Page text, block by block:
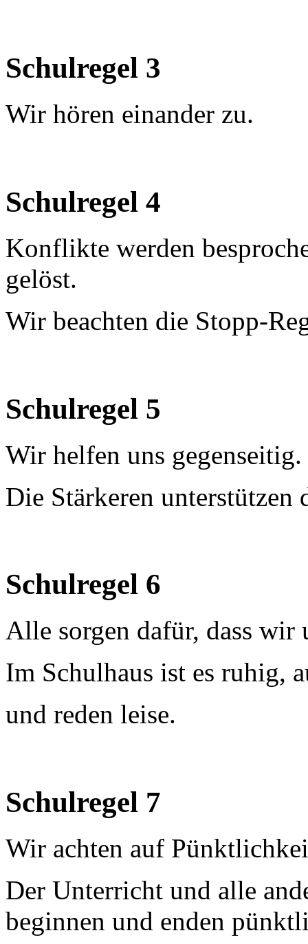
Schulregel 3
Wir hören einander zu.
Schulregel 4
Konflikte werden
gelöst.
Wir beachten die Stopp-
Schulregel 5
Wir helfen uns gegenseitig.
Die Stärkeren unterstützen
Schulregel 6
Alle sorgen dafür, dass wir
Im Schulhaus ist es ruhig,
und reden leise.
Schulregel 7
Wir achten auf
Der Unterricht und alle
beginnen und enden